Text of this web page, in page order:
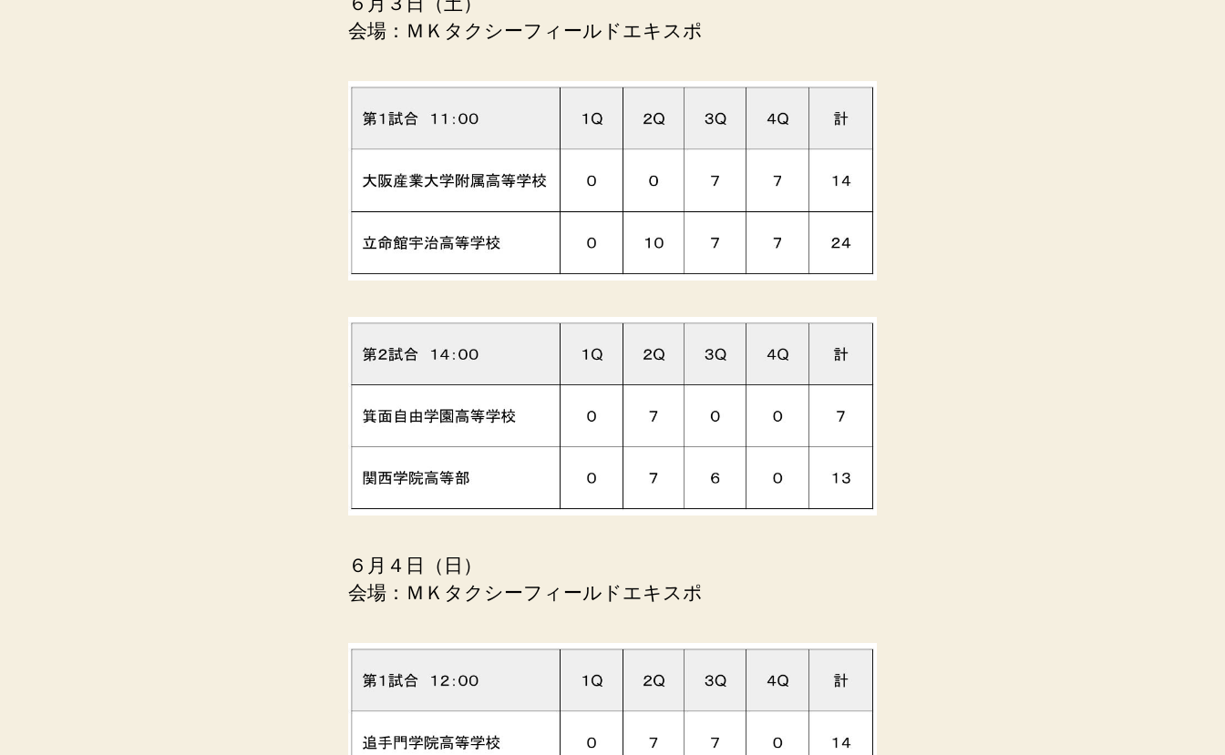
会場：ＭＫタクシーフィールドエキスポ
６月４日（日）
会場：ＭＫタクシーフィールドエキスポ